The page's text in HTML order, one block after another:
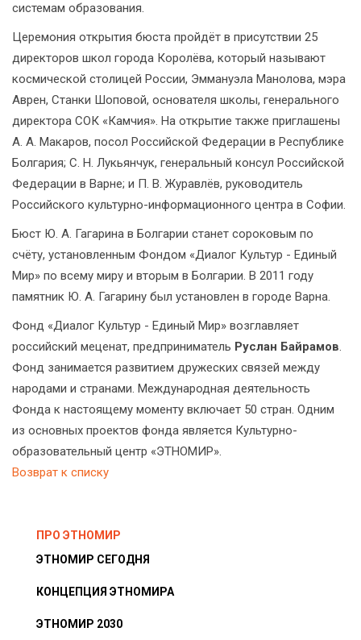
системам образования.
Церемония открытия бюста пройдёт в присутствии 25
директоров школ города Королёва, который называют
космической столицей России, Эммануэла Манолова, мэра
Аврен, Станки Шоповой, основателя школы, генерального
директора СОК «Камчия». На открытие также приглашены
А. А. Макаров, посол Российской Федерации в Республике
Болгария; С. Н. Лукьянчук, генеральный консул Российской
Федерации в Варне; и П. В. Журавлёв, руководитель
Российского культурно-информационного центра в Софии.
Бюст Ю. А. Гагарина в Болгарии станет сороковым по
счёту, установленным Фондом «Диалог Культур - Единый
Мир» по всему миру и вторым в Болгарии. В 2011 году
памятник Ю. А. Гагарину был установлен в городе Варна.
Фонд «Диалог Культур - Единый Мир» возглавляет
российский меценат, предприниматель Руслан Байрамов.
Фонд занимается развитием дружеских связей между
народами и странами. Международная деятельность
Фонда к настоящему моменту включает 50 стран. Одним
из основных проектов фонда является Культурно-
образовательный центр «ЭТНОМИР».
Возврат к списку
ПРО ЭТНОМИР
ЭТНОМИР СЕГОДНЯ
КОНЦЕПЦИЯ ЭТНОМИРА
ЭТНОМИР 2030